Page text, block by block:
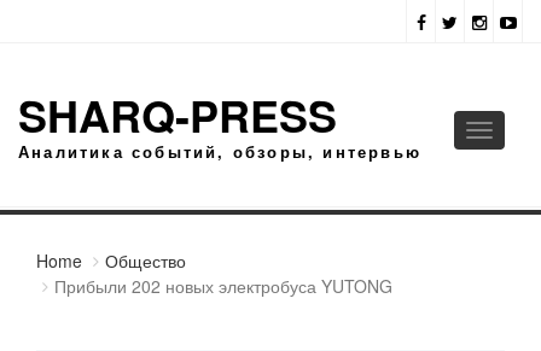
SHARQ-PRESS
Аналитика событий, обзоры, интервью
Toggle
Home
Общество
Прибыли 202 новых электробуса YUTONG